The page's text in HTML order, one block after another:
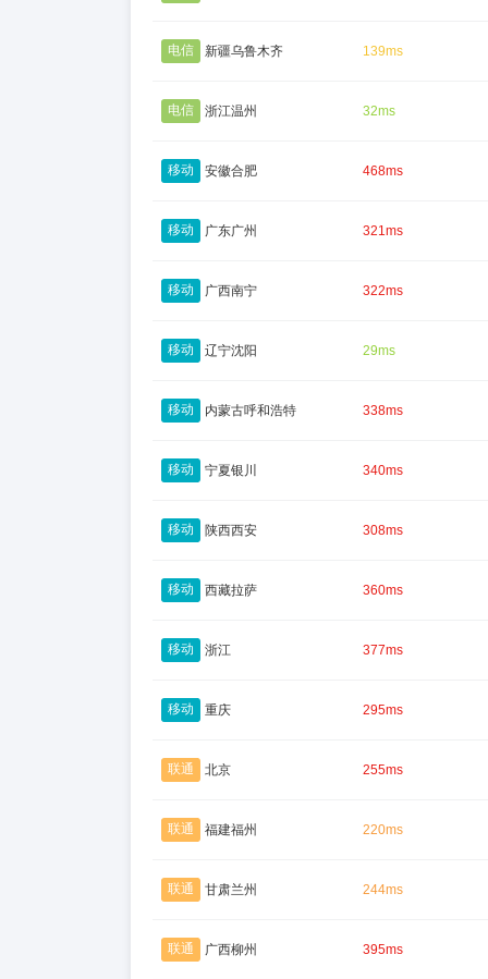
电信 新疆乌鲁木齐 139ms
电信 浙江温州 32ms
移动 安徽合肥 468ms
移动 广东广州 321ms
移动 广西南宁 322ms
移动 辽宁沈阳 29ms
移动 内蒙古呼和浩特 338ms
移动 宁夏银川 340ms
移动 陕西西安 308ms
移动 西藏拉萨 360ms
移动 浙江 377ms
移动 重庆 295ms
联通 北京 255ms
联通 福建福州 220ms
联通 甘肃兰州 244ms
联通 广西柳州 395ms